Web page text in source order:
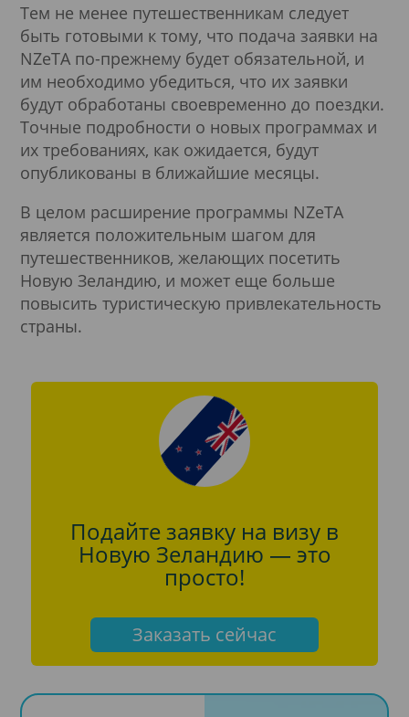
Тем не менее путешественникам следует
быть готовыми к тому, что подача заявки на
NZeTA по-прежнему будет обязательной, и
им необходимо убедиться, что их заявки
будут обработаны своевременно до поездки.
Точные подробности о новых программах и
их требованиях, как ожидается, будут
опубликованы в ближайшие месяцы.
В целом расширение программы NZeTA
является положительным шагом для
путешественников, желающих посетить
Новую Зеландию, и может еще больше
повысить туристическую привлекательность
страны.
Подайте заявку на визу в
Новую Зеландию — это
просто!
Заказать сейчас